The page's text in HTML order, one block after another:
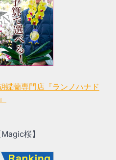
蝶蘭専門店『ランノハナド
桜】